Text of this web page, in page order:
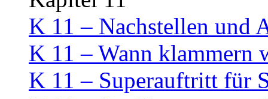
K 11 – Nachstellen und
K 11 – Wann klammern
K 11 – Superauftritt für